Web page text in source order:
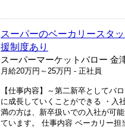
スーパーのベーカリースタ
援制度あり
スーパーマーケットバロー 金
月給20万円～25万円 - 正社員
【仕事内容】～第二新卒としてバ
に成長していくことができる ・入
満の方は、新卒扱いでの入社が可
ています。 仕事内容 ベーカリー